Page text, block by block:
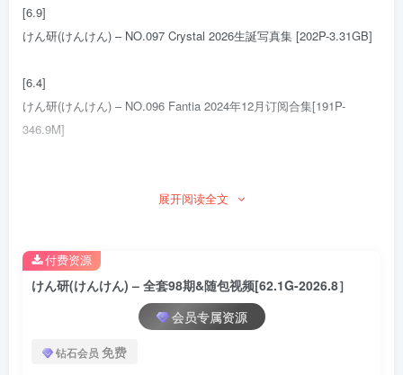
[6.9]
けん研(けんけん) – NO.097 Crystal 2026生誕写真集 [202P-3.31GB]
[6.4]
けん研(けんけん) – NO.096 Fantia 2024年12月订阅合集[191P-
346.9M]
けん研(けんけん) – NO.095 3月订阅[159P-302.5M]
けん研(けんけん) – NO.094 我爱你[218P-1.47G]
展开阅读全文
けん研(けんけん) – 全套98期&随包视频[62.1G-2026.8］
会员专属资源
钻石会员 免费
付费资源